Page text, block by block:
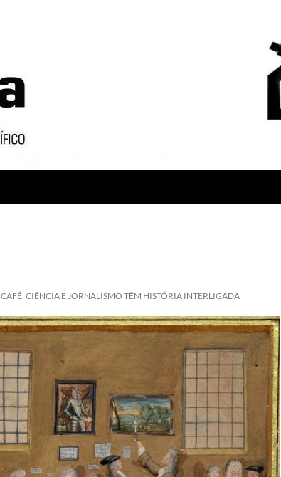
CAFÉ, CIÊNCIA E JORNALISMO TÊM HISTÓRIA INTERLIGADA